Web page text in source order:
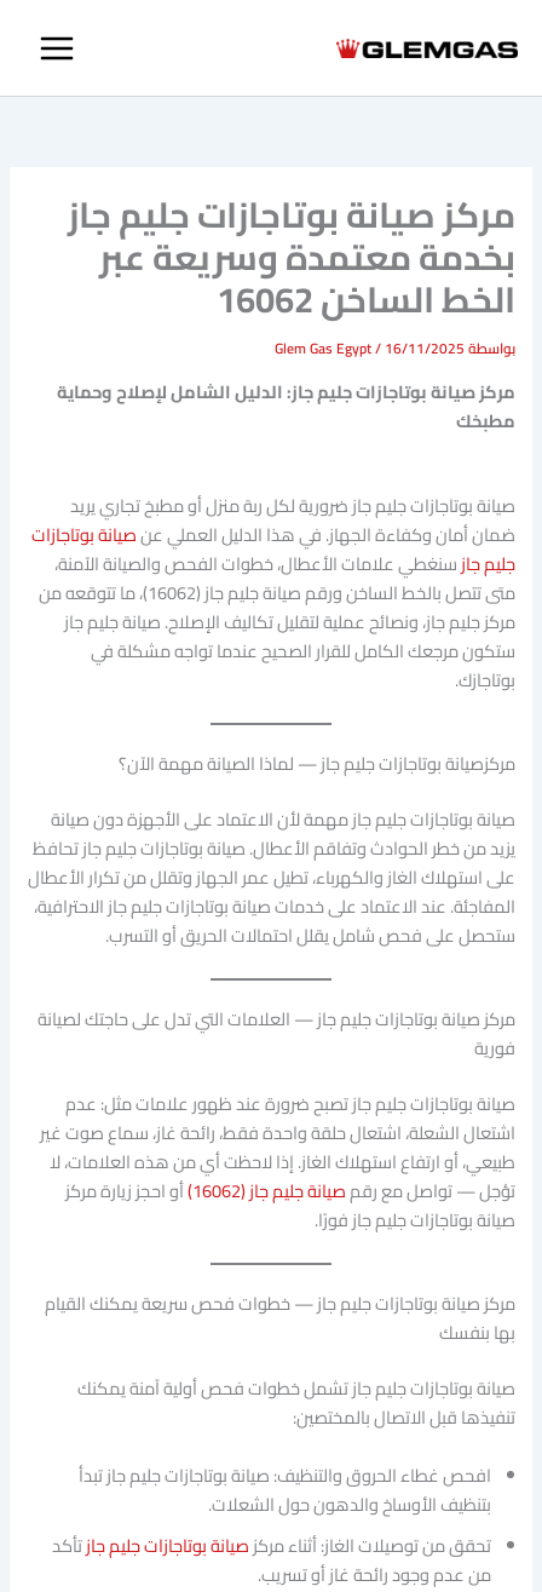
مركز صيانة بوتاجازات جليم جاز
بخدمة معتمدة وسريعة عبر
الخط الساخن 16062
بواسطة Glem Gas Egypt/16/11/2025
مركز صيانة بوتاجازات جليم جاز: الدليل الشامل لإصلاح وحماية
مطبخك
صيانة بوتاجازات جليم جاز ضرورية لكل ربة منزل أو مطبخ تجاري يريد
ضمان أمان وكفاءة الجهاز. في هذا الدليل العملي عنصيانة بوتاجازات
جليم جازسنغطي علامات الأعطال، خطوات الفحص والصيانة الآمنة،
متى تتصل بالخط الساخن ورقم صيانة جليم جاز (16062)، ما تتوقعه من
مركز جليم جاز، ونصائح عملية لتقليل تكاليف الإصلاح. صيانة جليم جاز
ستكون مرجعك الكامل للقرار الصحيح عندما تواجه مشكلة في
بوتاجازك.
مركزصيانة بوتاجازات جليم جاز — لماذا الصيانة مهمة الآن؟
صيانة بوتاجازات جليم جاز مهمة لأن الاعتماد على الأجهزة دون صيانة
يزيد من خطر الحوادث وتفاقم الأعطال. صيانة بوتاجازات جليم جاز تحافظ
على استهلاك الغاز والكهرباء، تطيل عمر الجهاز وتقلل من تكرار الأعطال
المفاجئة. عند الاعتماد على خدمات صيانة بوتاجازات جليم جاز الاحترافية،
ستحصل على فحص شامل يقلل احتمالات الحريق أو التسرب.
مركز صيانة بوتاجازات جليم جاز — العلامات التي تدل على حاجتك لصيانة
فورية
صيانة بوتاجازات جليم جاز تصبح ضرورة عند ظهور علامات مثل: عدم
اشتعال الشعلة، اشتعال حلقة واحدة فقط، رائحة غاز، سماع صوت غير
طبيعي، أو ارتفاع استهلاك الغاز. إذا لاحظت أي من هذه العلامات، لا
تؤجل — تواصل مع رقمصيانة جليم جاز (16062)
أو احجز زيارة مركز
صيانة بوتاجازات جليم جاز فورًا.
مركز صيانة بوتاجازات جليم جاز — خطوات فحص سريعة يمكنك القيام
بها بنفسك
صيانة بوتاجازات جليم جاز تشمل خطوات فحص أولية آمنة يمكنك
تنفيذها قبل الاتصال بالمختصين:
افحص غطاء الحروق والتنظيف: صيانة بوتاجازات جليم جاز تبدأ
بتنظيف الأوساخ والدهون حول الشعلات.
تحقق من توصيلات الغاز: أثناء مركزصيانة بوتاجازات جليم جازتأكد
من عدم وجود رائحة غاز أو تسريب.